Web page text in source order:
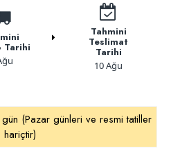
Tarihi
Tahmini
Teslimat
Tarihi
10 Ağu
(Pazar günleri ve resmi tatiller
hariçtir)